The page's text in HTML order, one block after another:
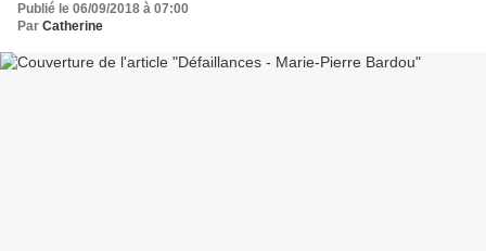
Publié le 06/09/2018 à 07:00
Par Catherine